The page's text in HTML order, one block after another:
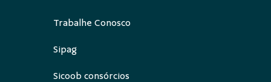
Trabalhe Conosco
Sipag
Sicoob consórcios